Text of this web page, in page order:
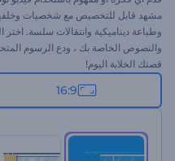
مشهد قابل للتخصيص مع شخصيات
وطباعة ديناميكية وانتقالات سلسة.
والنصوص الخاصة بك ، ودع الرسوم
قصتك الخلابة اليوم!
16:9